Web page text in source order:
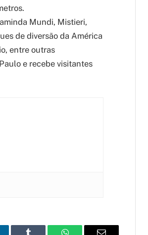
Mundi, Mistieri,
de diversão da América
entre outras
e recebe visitantes